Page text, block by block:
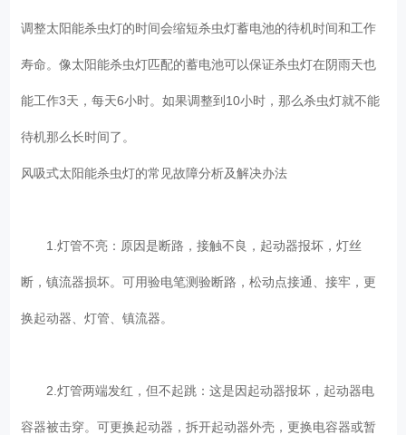
调整太阳能杀虫灯的时间会缩短杀虫灯蓄电池的待机时间和工作
寿命。像太阳能杀虫灯匹配的蓄电池可以保证杀虫灯在阴雨天也
能工作3天，每天6小时。如果调整到10小时，那么杀虫灯就不能
待机那么长时间了。
风吸式太阳能杀虫灯的常见故障分析及解决办法
1.灯管不亮：原因是断路，接触不良，起动器报坏，灯丝
断，镇流器损坏。可用验电笔测验断路，松动点接通、接牢，更
换起动器、灯管、镇流器。
2.灯管两端发红，但不起跳：这是因起动器报坏，起动器电
容器被击穿。可更换起动器，拆开起动器外壳，更换电容器或暂